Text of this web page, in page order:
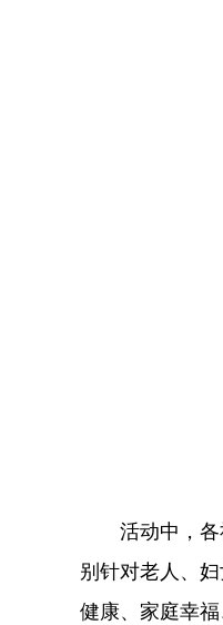
活动中，各
别针对老人、
健康、家庭幸